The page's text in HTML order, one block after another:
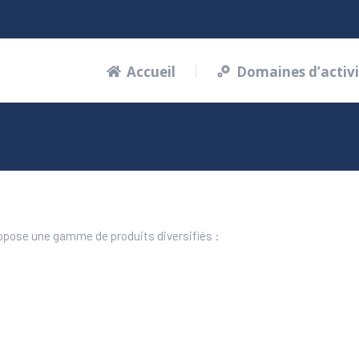
Accueil Domaines
une gamme de produits diversifiés :
Domaines d’activités La société